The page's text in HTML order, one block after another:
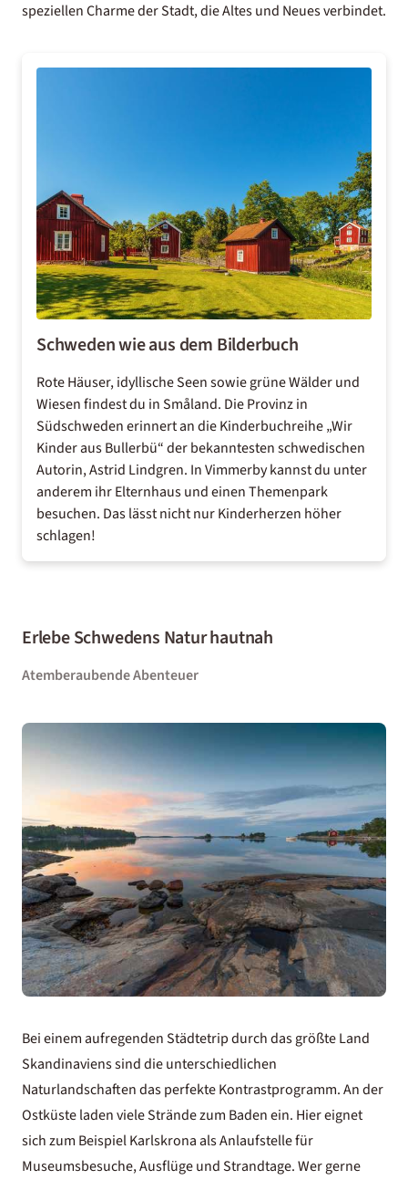
speziellen Charme der Stadt, die Altes und Neues verbindet.
Schweden wie aus dem Bilderbuch
Rote Häuser, idyllische Seen sowie grüne Wälder und
Wiesen findest du in Småland. Die Provinz in
Südschweden erinnert an die Kinderbuchreihe „Wir
Kinder aus Bullerbü“ der bekanntesten schwedischen
Autorin, Astrid Lindgren. In Vimmerby kannst du unter
anderem ihr Elternhaus und einen Themenpark
besuchen. Das lässt nicht nur Kinderherzen höher
schlagen!
Erlebe Schwedens Natur hautnah
Atemberaubende Abenteuer
Bei einem aufregenden Städtetrip durch das größte Land
Skandinaviens sind die unterschiedlichen
Naturlandschaften das perfekte Kontrastprogramm. An der
Ostküste laden viele Strände zum Baden ein. Hier eignet
sich zum Beispiel Karlskrona als Anlaufstelle für
Museumsbesuche, Ausflüge und Strandtage. Wer gerne